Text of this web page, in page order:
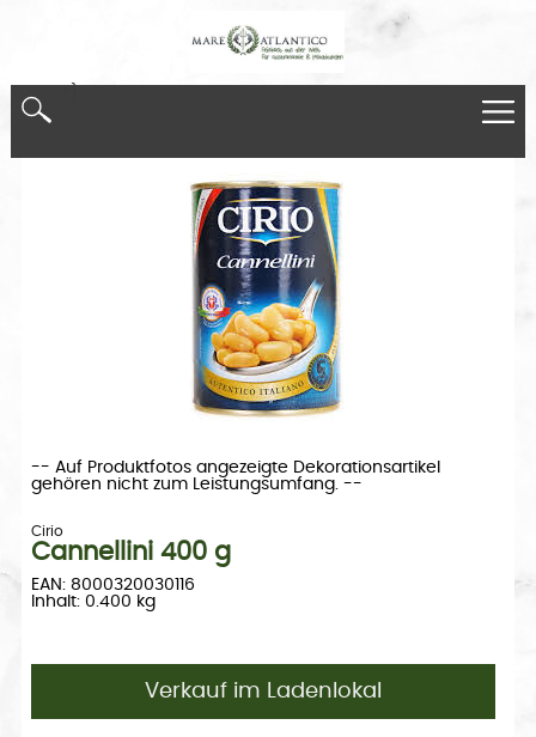
-- Auf Produktfotos angezeigte Dekorationsartikel
gehören nicht zum Leistungsumfang. --
Cirio
Cannellini 400 g
EAN: 8000320030116
Inhalt: 0.400 kg
Verkauf im Ladenlokal